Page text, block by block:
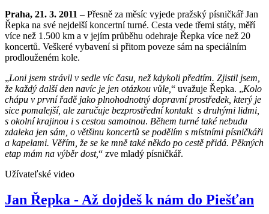
Praha, 21. 3. 2011 – Přesně za měsíc vyjede pražský písničkář Jan
Řepka na své nejdelší koncertní turné. Cesta vede třemi státy, měří
více než 1.500 km a v jejím průběhu odehraje Řepka více než 20
koncertů. Veškeré vybavení si přitom poveze sám na speciálním
prodlouženém kole.
„Loni jsem strávil v sedle víc času, než kdykoli předtím. Zjistil jsem,
že každý další den navíc je jen otázkou vůle, “ uvažuje Řepka. „Kolo
chápu v první řadě jako plnohodnotný dopravní prostředek, který je
sice pomalejší, ale zaručuje bezprostřední kontakt s druhými lidmi,
s okolní krajinou i s cestou samotnou. Během turné také nebudu
zdaleka jen sám, o většinu koncertů se podělím s místními písničkáři
a kapelami. Věřím, že se ke mně také někdo po cestě přidá. Pěkných
etap mám na výběr dost,“ zve mladý písničkář.
Užívateľské video
Jan Řepka - Až dojdeš k nám do Piešťan